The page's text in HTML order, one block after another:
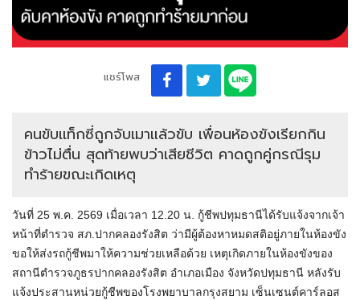
แชร์โพส
คนขับเเท็กซี่ถูกจับเมาแล้วขับ เพื่อนห้องขังเรียกกิน
ข้าวไม่ตื่น สุดท้ายพบว่าเสียชีวิต คาดถูกคู่กรณีรุม
ทำร้ายขณะเกิดเหตุ
วันที่ 25 พ.ค. 2569 เมื่อเวลา 12.20 น. กู้ชีพปทุมธานีได้รับแจ้งจากเจ้า
หน้าที่ตำรวจ สภ.ปากคลองรังสิต ว่ามีผู้ต้องหาหมดสติอยู่ภายในห้องขัง
ขอให้ส่งรถกู้ชีพมาให้ความช่วยเหลือด้วย เหตุเกิดภายในห้องขังของ
สถานีตำรวจภูธรปากคลองรังสิต อำเภอเมือง จังหวัดปทุมธานี หลังรับ
แจ้งประสานหน่วยกู้ชีพของโรงพยาบาลกรุงสยาม เซ็นเซนต์คาร์ลอส